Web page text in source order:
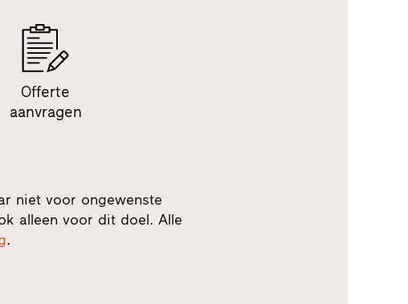
Offerte
aanvragen
niet voor ongewenste
alleen voor dit doel. Alle
.